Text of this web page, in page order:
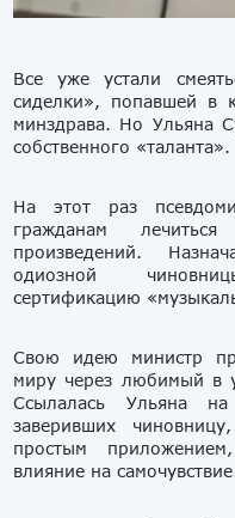
Все уже устали
сиделки», попавшей в
минздрава. Но Ульяна
собственного «таланта».
На этот раз
гражданам
произведений.
одиозной
сертификацию
Свою идею министр
миру через любимый в
Ссылалась Ульяна
заверивших
простым
влияние на